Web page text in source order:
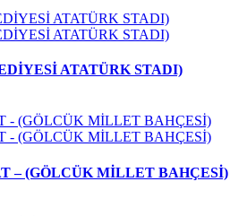
ATATÜRK STADI)
– (GÖLCÜK MİLLET BAHÇESİ)